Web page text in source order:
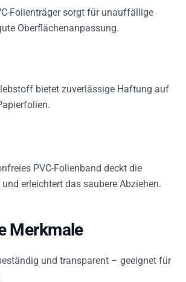
Folienträger sorgt für unauffällige
Oberflächenanpassung.
bietet zuverlässige Haftung auf
PVC-Folienband deckt die
erleichtert das saubere Abziehen.
Merkmale
und transparent – geeignet für